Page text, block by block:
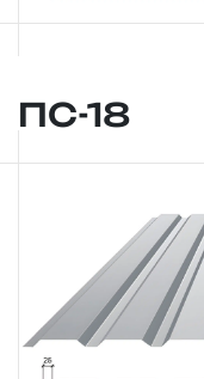
ПС-18